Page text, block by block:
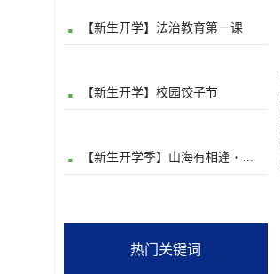
【新生开学】法治教育第一课
【新生开学】校园饺子节
【新生开学季】山海有相逢・...
热门关键词